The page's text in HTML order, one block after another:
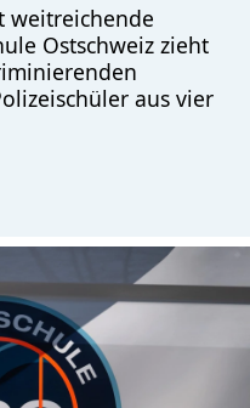
weitreichende
Ostschweiz zieht
aus vier